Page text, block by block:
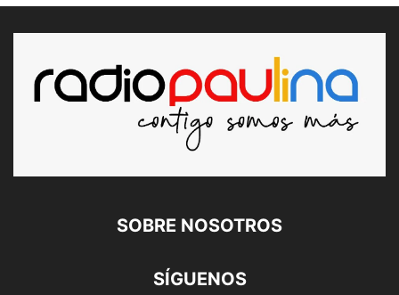
SOBRE NOSOTROS
SÍGUENOS